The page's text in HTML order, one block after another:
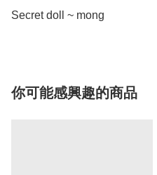
Secret doll ~ mong
你可能感興趣的商品